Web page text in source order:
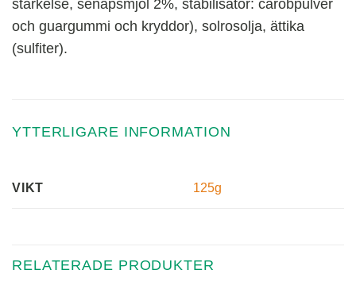
stärkelse, senapsmjöl 2%, stabilisator: carobpulver
och guargummi och kryddor), solrosolja, ättika
(sulfiter).
YTTERLIGARE INFORMATION
VIKT 125g
RELATERADE PRODUKTER